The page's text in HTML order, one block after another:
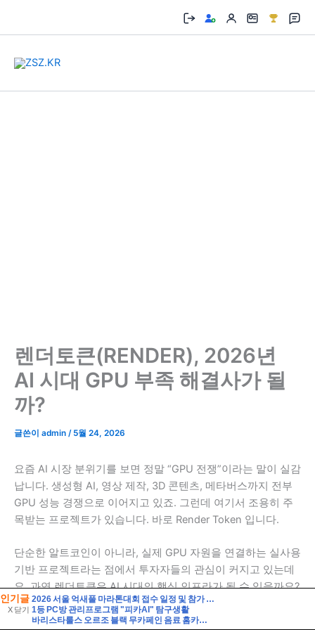
인기글
X 닫기
2026 서울 억새풀 마라톤대회 접수 일정 및 참가 정보
1등 PC방 관리프로그램 "피카AI" 탐구생활
바리스타룰스 오르조 블랙 무카페인 음료 홈카페 활용 및 솔직 시음 후기